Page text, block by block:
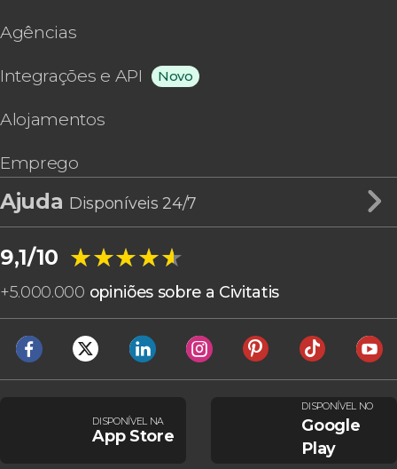
Agências
Integrações e API Novo
Alojamentos
Emprego
Ajuda Disponíveis 24/7
9,1/10 ★★★★★
★★★★★
+5.000.000 opiniões sobre a Civitatis
DISPONÍVEL NA
App Store
DISPONÍVEL NO
Google
Play